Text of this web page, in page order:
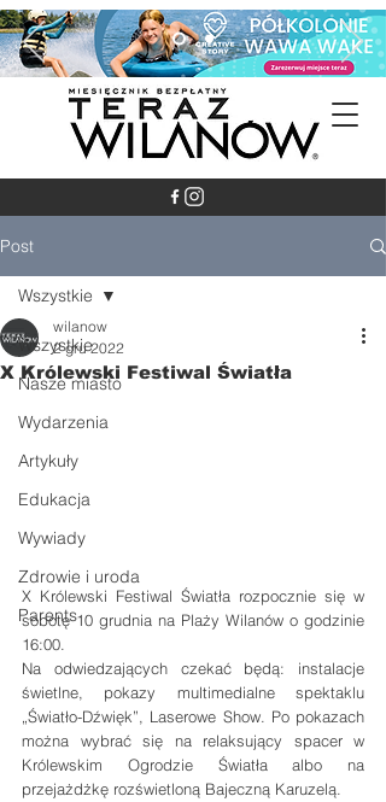
Post
Wszystkie
Nasze miasto
Wydarzenia
Artykuły
Edukacja
Wywiady
Zdrowie i uroda
Parents
Wszystkie
X Królewski Festiwal Światła
wilanow
2 gru 2022
X Królewski Festiwal Światła rozpocznie się w
sobotę 10 grudnia na Plaży Wilanów o godzinie
16:00.
Na odwiedzających czekać będą: instalacje
świetlne, pokazy multimedialne spektaklu
„Światło-Dźwięk”, Laserowe Show. Po pokazach
można wybrać się na relaksujący spacer w
Królewskim Ogrodzie Światła albo na
przejażdżkę rozświetloną Bajeczną Karuzelą.